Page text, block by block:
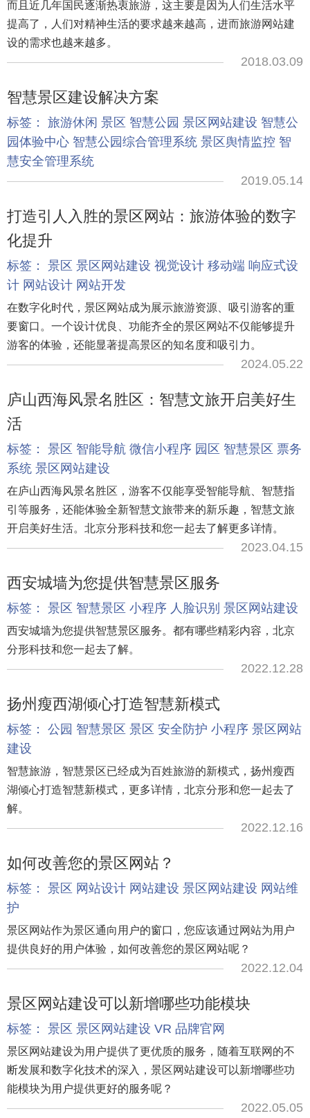
而且近几年国民逐渐热衷旅游，这主要是因为人们生活水平
提高了，人们对精神生活的要求越来越高，进而旅游网站建
设的需求也越来越多。
2018.03.09
智慧景区建设解决方案
标签： 旅游休闲 景区 智慧公园 景区网站建设 智慧公
园体验中心 智慧公园综合管理系统 景区舆情监控 智
慧安全管理系统
2019.05.14
打造引人入胜的景区网站：旅游体验的数字
化提升
标签： 景区 景区网站建设 视觉设计 移动端 响应式设
计 网站设计 网站开发
在数字化时代，景区网站成为展示旅游资源、吸引游客的重
要窗口。一个设计优良、功能齐全的景区网站不仅能够提升
游客的体验，还能显著提高景区的知名度和吸引力。
2024.05.22
庐山西海风景名胜区：智慧文旅开启美好生
活
标签： 景区 智能导航 微信小程序 园区 智慧景区 票务
系统 景区网站建设
在庐山西海风景名胜区，游客不仅能享受智能导航、智慧指
引等服务，还能体验全新智慧文旅带来的新乐趣，智慧文旅
开启美好生活。北京分形科技和您一起去了解更多详情。
2023.04.15
西安城墙为您提供智慧景区服务
标签： 景区 智慧景区 小程序 人脸识别 景区网站建设
西安城墙为您提供智慧景区服务。都有哪些精彩内容，北京
分形科技和您一起去了解。
2022.12.28
扬州瘦西湖倾心打造智慧新模式
标签： 公园 智慧景区 景区 安全防护 小程序 景区网站
建设
智慧旅游，智慧景区已经成为百姓旅游的新模式，扬州瘦西
湖倾心打造智慧新模式，更多详情，北京分形和您一起去了
解。
2022.12.16
如何改善您的景区网站？
标签： 景区 网站设计 网站建设 景区网站建设 网站维
护
景区网站作为景区通向用户的窗口，您应该通过网站为用户
提供良好的用户体验，如何改善您的景区网站呢？
2022.12.04
景区网站建设可以新增哪些功能模块
标签： 景区 景区网站建设 VR 品牌官网
景区网站建设为用户提供了更优质的服务，随着互联网的不
断发展和数字化技术的深入，景区网站建设可以新增哪些功
能模块为用户提供更好的服务呢？
2022.05.05